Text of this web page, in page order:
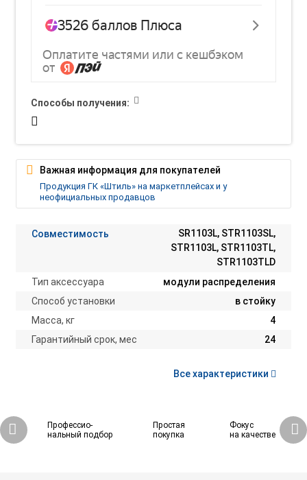
Совместимость
SR1103L, STR1103SL,
STR1103L, STR1103TL,
STR1103TLD
Тип аксессуара
модули распределения
Способ установки
в стойку
Масса, кг
4
Гарантийный срок, мес
24
Все характеристики
Способы получения:
Важная информация для покупателей
Продукция ГК «Штиль» на маркетплейсах и у
неофициальных продавцов
Профессио-
нальный подбор
Простая
покупка
Фокус
на качестве